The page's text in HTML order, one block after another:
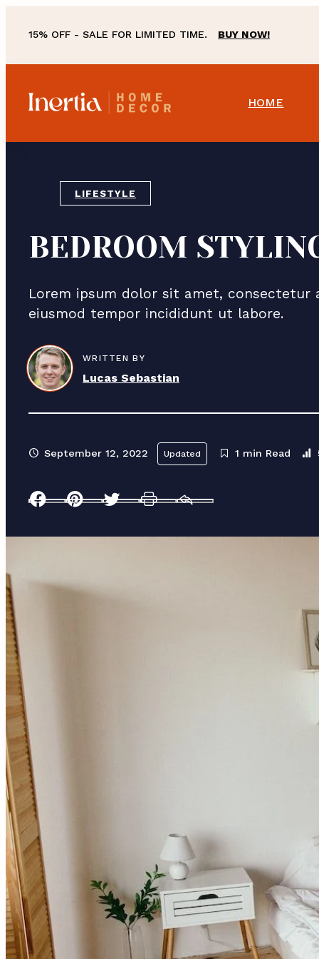
15% OFF - SALE FOR LIMITED TIME. BUY NOW!
Home
a
v
i
t
i
n
HOME
LIFESTYLE
BEDROOM
Lorem ipsum dolor sit amet, consectetur
eiusmod tempor incididunt ut labore.
WRITTEN BY
Lucas Sebastian
September 12, 2022 Updated 1 min Read
FacebookPinterestTwitter